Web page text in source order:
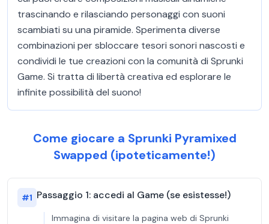
trascinando e rilasciando personaggi con suoni
scambiati su una piramide. Sperimenta diverse
combinazioni per sbloccare tesori sonori nascosti e
condividi le tue creazioni con la comunità di Sprunki
Game. Si tratta di libertà creativa ed esplorare le
infinite possibilità del suono!
Come giocare a Sprunki Pyramixed
Swapped (ipoteticamente!)
#1 Passaggio 1: accedi al Game (se esistesse!)
Immagina di visitare la pagina web di Sprunki